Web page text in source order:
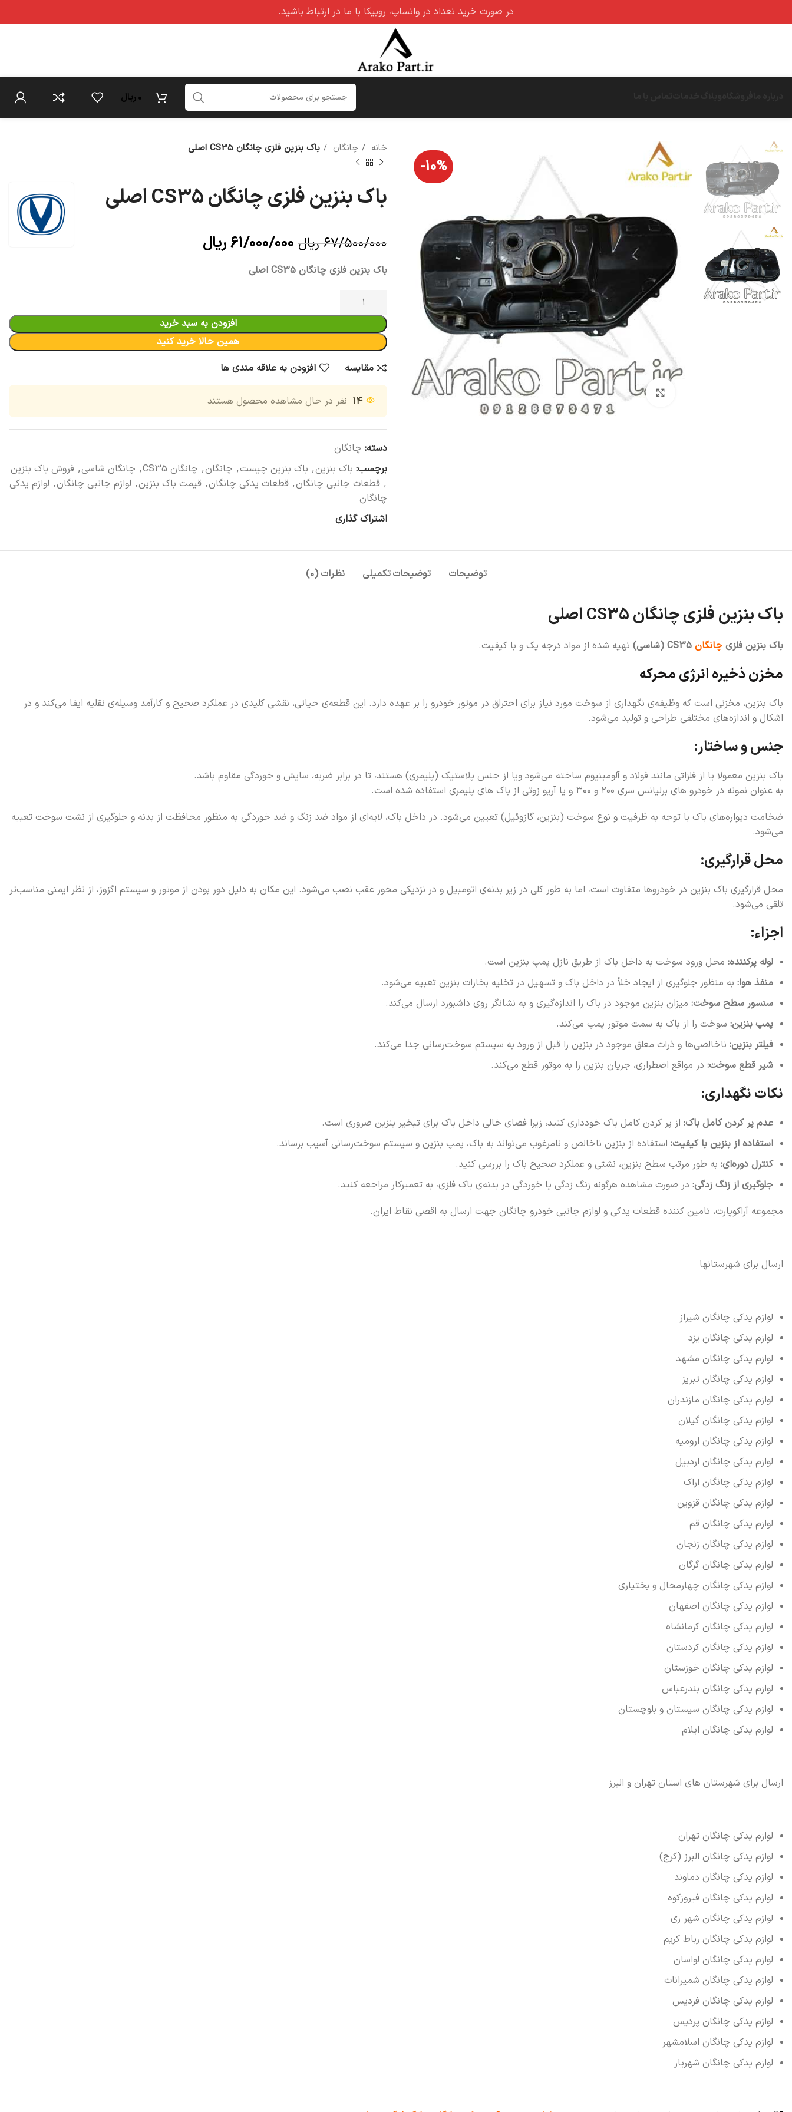
0 ریال
-۱۰%
برای بزرگنمایی کلیک کنید
خانه چانگان باک بنزین فلزی چانگان CS35 اصلی
باک بنزین فلزی چانگان CS35 اصلی
۶۷/۵۰۰/۰۰۰ ریال ۶۱/۰۰۰/۰۰۰ریال
باک بنزین فلزی چانگان CS35 اصلی
افزودن به سبد خرید
همین حالا خرید کنید
مقایسه
افزودن به علاقه مندی ها
۱۴ نفر در حال مشاهده محصول هستند
دسته: چانگان
برچسب: باک بنزین, باک بنزین چیست, چانگان, چانگان CS35 , چانگان شاسی, فروش باک بنزین
, قطعات جانبی چانگان, قطعات یدکی چانگان, قیمت باک بنزین, لوازم جانبی چانگان, لوازم یدکی
چانگان
اشتراک گذاری
توضیحات توضیحات تکمیلی نظرات (۰)
باک بنزین فلزی چانگان CS35 اصلی
باک بنزین فلزی چانگان CS35 (شاسی) تهیه شده از مواد درجه یک و با کیفیت.
مخزن ذخیره انرژی محرکه
باک بنزین، مخزنی است که وظیفه‌ی نگهداری از سوخت مورد نیاز برای احتراق در موتور خودرو را بر عهده دارد. این قطعه‌ی حیاتی، نقشی کلیدی در عملکرد صحیح و کارآمد وسیله‌ی نقلیه ایفا می‌کند و در
اشکال و اندازه‌های مختلفی طراحی و تولید می‌شود.
جنس و ساختار:
باک بنزین معمولا یا از فلزاتی مانند فولاد و آلومینیوم ساخته می‌شود ویا از جنس پلاستیک (پلیمری) هستند، تا در برابر ضربه، سایش و خوردگی مقاوم باشد.
به عنوان نمونه در خودرو های برلیانس سری ۲۰۰ و ۳۰۰ و یا آریو زوتی از باک های پلیمری استفاده شده است.
ضخامت دیواره‌های باک با توجه به ظرفیت و نوع سوخت (بنزین، گازوئیل) تعیین می‌شود. در داخل باک، لایه‌ای از مواد ضد زنگ و ضد خوردگی به منظور محافظت از بدنه و جلوگیری از نشت سوخت تعبیه
می‌شود.
محل قرارگیری:
محل قرارگیری باک بنزین در خودروها متفاوت است، اما به طور کلی در زیر بدنه‌ی اتومبیل و در نزدیکی محور عقب نصب می‌شود. این مکان به دلیل دور بودن از موتور و سیستم اگزوز، از نظر ایمنی مناسب‌تر
تلقی می‌شود.
اجزاء:
لوله پرکننده: محل ورود سوخت به داخل باک از طریق نازل پمپ بنزین است.
منفذ هوا: به منظور جلوگیری از ایجاد خلأ در داخل باک و تسهیل در تخلیه بخارات بنزین تعبیه می‌شود.
سنسور سطح سوخت: میزان بنزین موجود در باک را اندازه‌گیری و به نشانگر روی داشبورد ارسال می‌کند.
پمپ بنزین: سوخت را از باک به سمت موتور پمپ می‌کند.
فیلتر بنزین: ناخالصی‌ها و ذرات معلق موجود در بنزین را قبل از ورود به سیستم سوخت‌رسانی جدا می‌کند.
شیر قطع سوخت: در مواقع اضطراری، جریان بنزین را به موتور قطع می‌کند.
نکات نگهداری:
عدم پر کردن کامل باک: از پر کردن کامل باک خودداری کنید، زیرا فضای خالی داخل باک برای تبخیر بنزین ضروری است.
استفاده از بنزین با کیفیت: استفاده از بنزین ناخالص و نامرغوب می‌تواند به باک، پمپ بنزین و سیستم سوخت‌رسانی آسیب برساند.
کنترل دوره‌ای: به طور مرتب سطح بنزین، نشتی و عملکرد صحیح باک را بررسی کنید.
جلوگیری از زنگ زدگی: در صورت مشاهده هرگونه زنگ زدگی یا خوردگی در بدنه‌ی باک فلزی، به تعمیرکار مراجعه کنید.
مجموعه آراکوپارت، تامین کننده قطعات یدکی و لوازم جانبی خودرو چانگان جهت ارسال به اقصی نقاط ایران.
ارسال برای شهرستانها
لوازم یدکی چانگان شیراز
لوازم یدکی چانگان یزد
لوازم یدکی چانگان مشهد
لوازم یدکی چانگان تبریز
لوازم یدکی چانگان مازندران
لوازم یدکی چانگان گیلان
لوازم یدکی چانگان ارومیه
لوازم یدکی چانگان اردبیل
لوازم یدکی چانگان اراک
لوازم یدکی چانگان قزوین
لوازم یدکی چانگان قم
لوازم یدکی چانگان زنجان
لوازم یدکی چانگان گرگان
لوازم یدکی چانگان چهارمحال و بختیاری
لوازم یدکی چانگان اصفهان
لوازم یدکی چانگان کرمانشاه
لوازم یدکی چانگان کردستان
لوازم یدکی چانگان خوزستان
لوازم یدکی چانگان بندرعباس
لوازم یدکی چانگان سیستان و بلوچستان
لوازم یدکی چانگان ایلام
ارسال برای شهرستان های استان تهران و البرز
لوازم یدکی چانگان تهران
لوازم یدکی چانگان البرز (کرج)
لوازم یدکی چانگان دماوند
لوازم یدکی چانگان فیروزکوه
لوازم یدکی چانگان شهر ری
لوازم یدکی چانگان رباط کریم
لوازم یدکی چانگان لواسان
لوازم یدکی چانگان شمیرانات
لوازم یدکی چانگان فردیس
لوازم یدکی چانگان پردیس
لوازم یدکی چانگان اسلامشهر
لوازم یدکی چانگان شهریار
در صورت خرید تعداد در واتساپ، روبیکا با ما در ارتباط باشید.